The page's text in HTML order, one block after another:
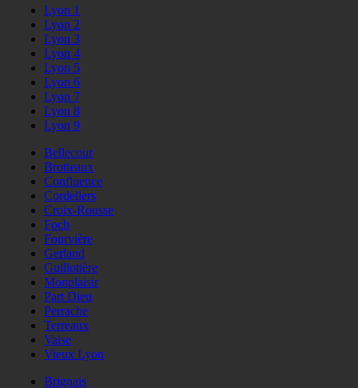
Lyon 1
Lyon 2
Lyon 3
Lyon 4
Lyon 5
Lyon 6
Lyon 7
Lyon 8
Lyon 9
Bellecour
Brotteaux
Confluence
Cordeliers
Croix-Rousse
Foch
Fourvière
Gerland
Guillotière
Monplaisir
Part Dieu
Perrache
Terreaux
Vaise
Vieux Lyon
Brignais